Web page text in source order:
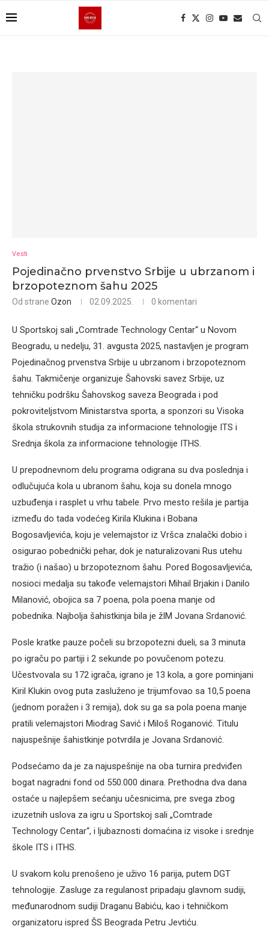
Vesti
Pojedinačno prvenstvo Srbije u ubrzanom i
brzopoteznom šahu 2025
Od strane Ozon 02.09.2025. 0 komentari
U Sportskoj sali „Comtrade Technology Centar“ u Novom
Beogradu, u nedelju, 31. avgusta 2025, nastavljen je program
Pojedinačnog prvenstva Srbije u ubrzanom i brzopoteznom
šahu. Takmičenje organizuje Šahovski savez Srbije, uz
tehničku podršku Šahovskog saveza Beograda i pod
pokroviteljstvom Ministarstva sporta, a sponzori su Visoka
škola strukovnih studija za informacione tehnologije ITS i
Srednja škola za informacione tehnologije ITHS.
U prepodnevnom delu programa odigrana su dva poslednja i
odlučujuća kola u ubranom šahu, koja su donela mnogo
uzbuđenja i rasplet u vrhu tabele. Prvo mesto rešila je partija
između do tada vodećeg Kirila Klukina i Bobana
Bogosavljevića, koju je velemajstor iz Vršca znalački dobio i
osigurao pobednički pehar, dok je naturalizovani Rus utehu
tražio (i našao) u brzopoteznom šahu. Pored Bogosavljevića,
nosioci medalja su takođe velemajstori Mihail Brjakin i Danilo
Milanović, obojica sa 7 poena, pola poena manje od
pobednika. Najbolja šahistkinja bila je žIM Jovana Srdanović.
Posle kratke pauze počeli su brzopotezni dueli, sa 3 minuta
po igraču po partiji i 2 sekunde po povučenom potezu.
Učestvovala su 172 igrača, igrano je 13 kola, a gore pominjani
Kiril Klukin ovog puta zasluženo je trijumfovao sa 10,5 poena
(jednom poražen i 3 remija), dok su ga sa pola poena manje
pratili velemajstori Miodrag Savić i Miloš Roganović. Titulu
najuspešnije šahistkinje potvrdila je Jovana Srdanović.
Podsećamo da je za najuspešnije na oba turnira predviđen
bogat nagradni fond od 550.000 dinara. Prethodna dva dana
ostaće u najlepšem sećanju učesnicima, pre svega zbog
izuzetnih uslova za igru u Sportskoj sali „Comtrade
Technology Centar“, i ljubaznosti domaćina iz visoke i srednje
škole ITS i ITHS.
U svakom kolu prenošeno je uživo 16 parija, putem DGT
tehnologije. Zasluge za regulanost pripadaju glavnom sudiji,
međunarodnom sudiji Draganu Babiću, kao i tehničkom
organizatoru ispred ŠS Beograda Petru Jevtiću.